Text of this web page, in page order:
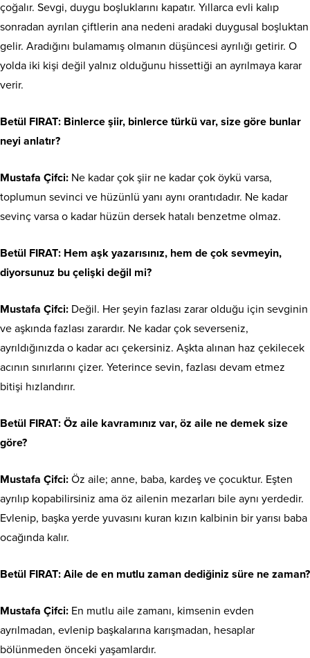
çoğalır. Sevgi, duygu boşluklarını kapatır. Yıllarca evli kalıp
sonradan ayrılan çiftlerin ana nedeni aradaki duygusal boşluktan
gelir. Aradığını bulamamış olmanın düşüncesi ayrılığı getirir. O
yolda iki kişi değil yalnız olduğunu hissettiği an ayrılmaya karar
verir.
Betül FIRAT: Binlerce şiir, binlerce türkü var, size göre bunlar
neyi anlatır?
Mustafa Çifci: Ne kadar çok şiir ne kadar çok öykü varsa,
toplumun sevinci ve hüzünlü yanı aynı orantıdadır. Ne kadar
sevinç varsa o kadar hüzün dersek hatalı benzetme olmaz.
Betül FIRAT: Hem aşk yazarısınız, hem de çok sevmeyin,
diyorsunuz bu çelişki değil mi?
Mustafa Çifci: Değil. Her şeyin fazlası zarar olduğu için sevginin
ve aşkında fazlası zarardır. Ne kadar çok severseniz,
ayrıldığınızda o kadar acı çekersiniz. Aşkta alınan haz çekilecek
acının sınırlarını çizer. Yeterince sevin, fazlası devam etmez
bitişi hızlandırır.
Betül FIRAT: Öz aile kavramınız var, öz aile ne demek size
göre?
Mustafa Çifci: Öz aile; anne, baba, kardeş ve çocuktur. Eşten
ayrılıp kopabilirsiniz ama öz ailenin mezarları bile aynı yerdedir.
Evlenip, başka yerde yuvasını kuran kızın kalbinin bir yarısı baba
ocağında kalır.
Betül FIRAT: Aile de en mutlu zaman dediğiniz süre ne zaman?
Mustafa Çifci: En mutlu aile zamanı, kimsenin evden
ayrılmadan, evlenip başkalarına karışmadan, hesaplar
bölünmeden önceki yaşamlardır.